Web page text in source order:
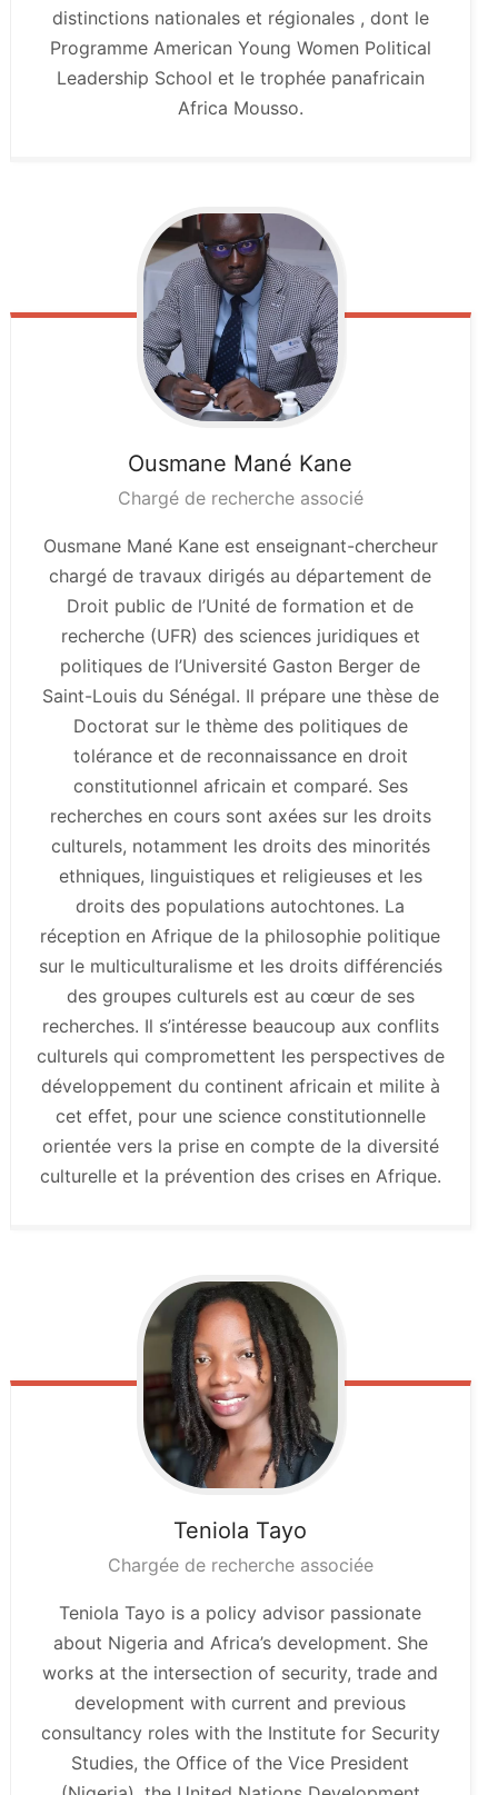
distinctions nationales et régionales , dont le
Programme American Young Women Political
Leadership School et le trophée panafricain
Africa Mousso.
Ousmane Mané Kane
Chargé de recherche associé
Ousmane Mané Kane est enseignant-chercheur
chargé de travaux dirigés au département de
Droit public de l’Unité de formation et de
recherche (UFR) des sciences juridiques et
politiques de l’Université Gaston Berger de
Saint-Louis du Sénégal. Il prépare une thèse de
Doctorat sur le thème des politiques de
tolérance et de reconnaissance en droit
constitutionnel africain et comparé. Ses
recherches en cours sont axées sur les droits
culturels, notamment les droits des minorités
ethniques, linguistiques et religieuses et les
droits des populations autochtones. La
réception en Afrique de la philosophie politique
sur le multiculturalisme et les droits différenciés
des groupes culturels est au cœur de ses
recherches. Il s’intéresse beaucoup aux conflits
culturels qui compromettent les perspectives de
développement du continent africain et milite à
cet effet, pour une science constitutionnelle
orientée vers la prise en compte de la diversité
culturelle et la prévention des crises en Afrique.
Teniola Tayo
Chargée de recherche associée
Teniola Tayo is a policy advisor passionate
about Nigeria and Africa’s development. She
works at the intersection of security, trade and
development with current and previous
consultancy roles with the Institute for Security
Studies, the Office of the Vice President